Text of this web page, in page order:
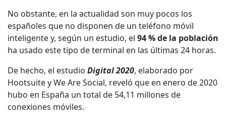
No obstante, en la actualidad son muy pocos los
españoles que no disponen de un teléfono móvil
inteligente y, según un estudio, el 94 % de la población
ha usado este tipo de terminal en las últimas 24 horas.
De hecho, el estudio Digital 2020, elaborado por
Hootsuite y We Are Social, reveló que en enero de 2020
hubo en España un total de 54,11 millones de
conexiones móviles.